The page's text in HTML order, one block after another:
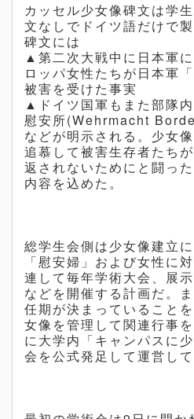
カッセル少女像碑文は学
文なしでドイツ語だけで製
碑文には
▲第二次大戦中に日本軍
ロッパ女性たちが日本軍
被害を受けた事実
▲ドイツ国軍もまた部隊
慰安所(Wehrmacht
などが明示される。少女
追慕して被害生存者たち
返されないためにと闘っ
内容を込めた。
総学生会側は少女像建立
「慰安婦」および女性に
連して毎年学術大会、展
などを開催する計画だ。
任期が決まっていること
女像を管理して関連行事
に大学内「キャンパスに
会を公式発足して運営して